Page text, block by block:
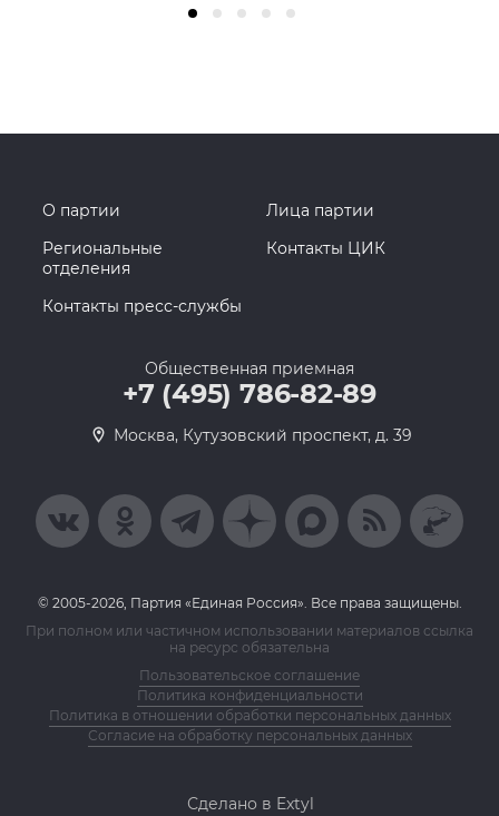
О партии
Лица партии
Региональные
отделения
Контакты ЦИК
Контакты пресс-службы
Общественная приемная
+7 (495) 786-82-89
Москва, Кутузовский проспект, д. 39
© 2005-2026, Партия «Единая Россия». Все права защищены.
При полном или частичном использовании материалов ссылка
на ресурс обязательна
Пользовательское соглашение
Политика конфиденциальности
Политика в отношении обработки персональных данных
Согласие на обработку персональных данных
Сделано в Extyl